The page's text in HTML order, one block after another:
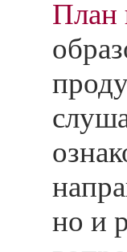
План
но и